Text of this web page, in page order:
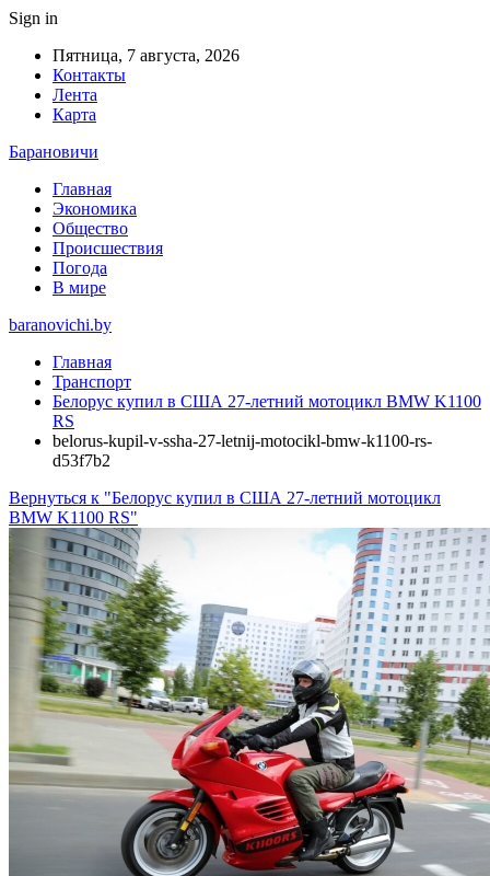
Sign in
Пятница, 7 августа, 2026
Контакты
Лента
Карта
Барановичи
Главная
Экономика
Общество
Происшествия
Погода
В мире
baranovichi.by
Главная
Транспорт
Белорус купил в США 27-летний мотоцикл BMW K1100
RS
belorus-kupil-v-ssha-27-letnij-motocikl-bmw-k1100-rs-
d53f7b2
Вернуться к "Белорус купил в США 27-летний мотоцикл
BMW K1100 RS"